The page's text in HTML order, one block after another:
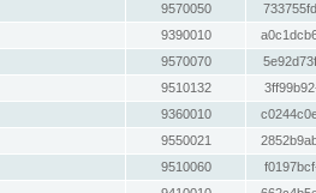
9570050
9390010
9570070
9510132
9360010
9550021
9510060